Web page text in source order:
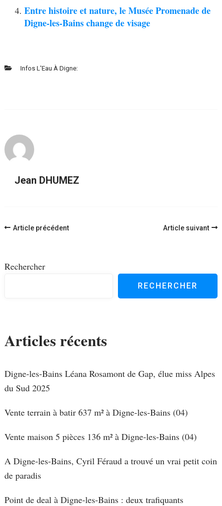
Entre histoire et nature, le Musée Promenade de
Digne-les-Bains change de visage
Infos L'Eau À Digne:
Jean DHUMEZ
Navigation
Article précédent Article suivant
Rechercher
RECHERCHER
Articles récents
Digne-les-Bains Léana Rosamont de Gap, élue miss Alpes
du Sud 2025
Vente terrain à batir 637 m² à Digne-les-Bains (04)
Vente maison 5 pièces 136 m² à Digne-les-Bains (04)
A Digne-les-Bains, Cyril Féraud a trouvé un vrai petit coin
de paradis
Point de deal à Digne-les-Bains : deux trafiquants